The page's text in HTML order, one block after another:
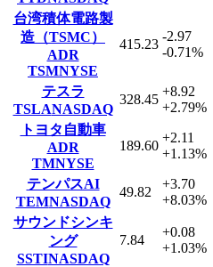
台湾積体電路製
造（TSMC）
ADR
TSMNYSE
415.23
-2.97
-0.71%
テスラ
TSLANASDAQ
328.45
+8.92
+2.79%
トヨタ自動車
ADR
TMNYSE
189.60
+2.11
+1.13%
テンパスAI
TEMNASDAQ
49.82
+3.70
+8.03%
サウンドシンキ
ング
SSTINASDAQ
7.84
+0.08
+1.03%